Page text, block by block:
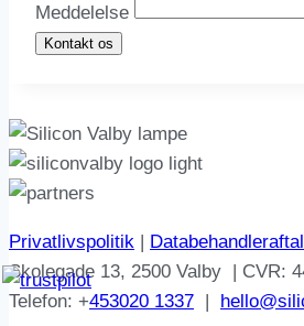
Meddelelse
Kontakt os
Privatlivspolitik |
Skolegade 13, 2500 Valby | CVR:
Telefon: +453020 1337 |